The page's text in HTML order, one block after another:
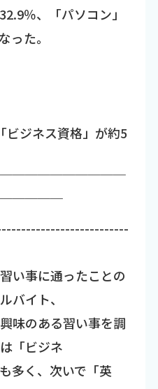
％、「パソコン」
った。
ビジネス資格」が約5
￣￣￣￣￣￣￣￣￣
￣￣￣￣
い事に通ったことの
バイト、
味のある習い事を調
「ビジネ
多く、次いで「英